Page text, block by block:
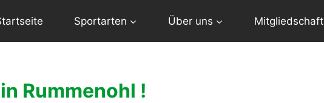
Sportarten Über uns Mitgliedschaft
Rummenohl !